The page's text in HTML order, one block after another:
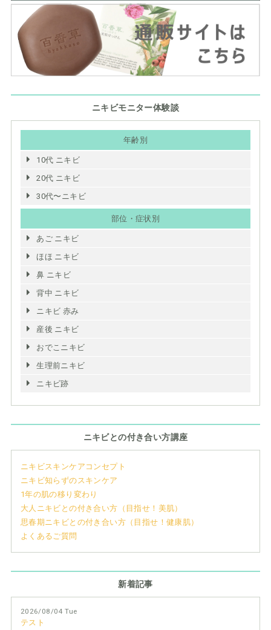
ニキビモニター体験談
年齢別
10代 ニキビ
20代 ニキビ
30代〜ニキビ
部位・症状別
あご ニキビ
ほほ ニキビ
鼻 ニキビ
背中 ニキビ
ニキビ 赤み
産後 ニキビ
おでこニキビ
生理前ニキビ
ニキビ跡
ニキビとの付き合い方講座
ニキビスキンケアコンセプト
ニキビ知らずのスキンケア
1年の肌の移り変わり
大人ニキビとの付き合い方（目指せ！美肌）
思春期ニキビとの付き合い方（目指せ！健康肌）
よくあるご質問
新着記事
2026/08/04 Tue
テスト